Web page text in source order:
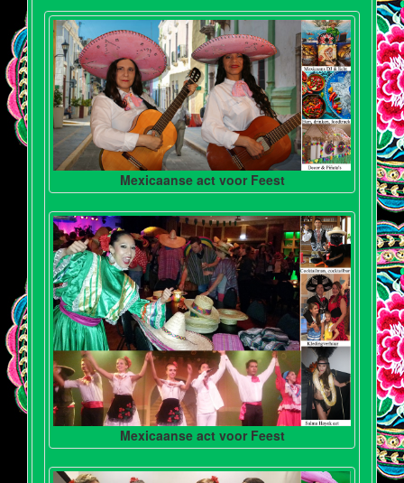
Mexicaanse act voor Feest
Mexicaanse act voor Feest